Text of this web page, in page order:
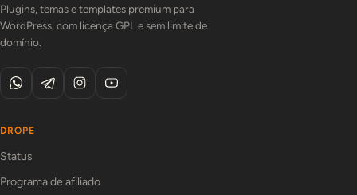
Plugins, temas e templates premium para
WordPress, com licença GPL e sem limite de
domínio.
DROPE
Status
Programa de afiliado